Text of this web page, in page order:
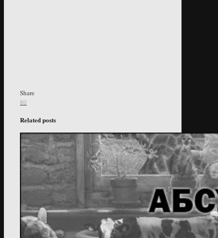
Share
80
Related posts